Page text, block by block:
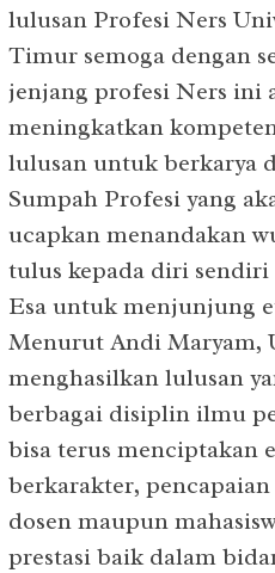
lulusan Profesi Ners
Timur semoga dengan
jenjang profesi Ners ini
meningkatkan
lulusan untuk berkarya
Sumpah Profesi yang
ucapkan menandakan
tulus kepada diri sendiri
Esa untuk menjunjung
Menurut Andi Maryam,
menghasilkan lulusan
berbagai disiplin ilmu
bisa terus menciptakan
berkarakter,
dosen maupun
prestasi baik dalam